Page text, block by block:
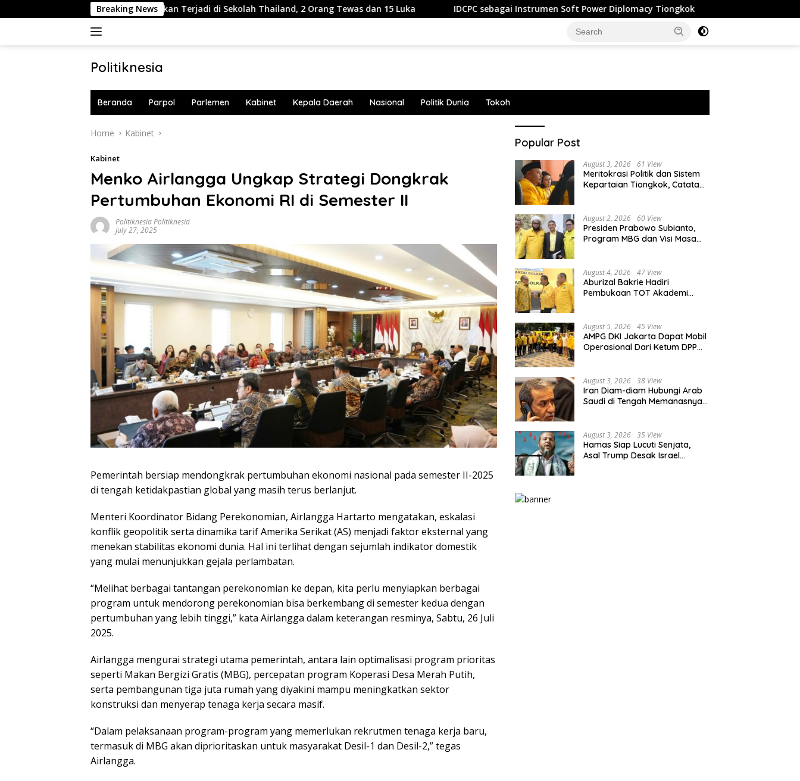
to
Breaking News
Penembakan Terjadi di Sekolah Thailand, 2 Orang Tewas dan 15 Luka IDCPC sebagai Instrumen Soft Power Diplomacy Tiongkok Malaysia Tak Ajukan
Politiknesia
Beranda Parpol Parlemen Kabinet Kepala Daerah Nasional Politik Dunia Tokoh
Home Kabinet
Kabinet
Menko Airlangga Ungkap Strategi Dongkrak
Pertumbuhan Ekonomi RI di Semester II
Politiknesia Politiknesia
July 27, 2025
Pemerintah bersiap mendongkrak pertumbuhan ekonomi nasional pada semester II-2025
di tengah ketidakpastian global yang masih terus berlanjut.
Menteri Koordinator Bidang Perekonomian, Airlangga Hartarto mengatakan, eskalasi
konflik geopolitik serta dinamika tarif Amerika Serikat (AS) menjadi faktor eksternal yang
menekan stabilitas ekonomi dunia. Hal ini terlihat dengan sejumlah indikator domestik
yang mulai menunjukkan gejala perlambatan.
“Melihat berbagai tantangan perekonomian ke depan, kita perlu menyiapkan berbagai
program untuk mendorong perekonomian bisa berkembang di semester kedua dengan
pertumbuhan yang lebih tinggi,” kata Airlangga dalam keterangan resminya, Sabtu, 26 Juli
2025.
Airlangga mengurai strategi utama pemerintah, antara lain optimalisasi program prioritas
seperti Makan Bergizi Gratis (MBG), percepatan program Koperasi Desa Merah Putih,
serta pembangunan tiga juta rumah yang diyakini mampu meningkatkan sektor
konstruksi dan menyerap tenaga kerja secara masif.
“Dalam pelaksanaan program-program yang memerlukan rekrutmen tenaga kerja baru,
termasuk di MBG akan diprioritaskan untuk masyarakat Desil-1 dan Desil-2,” tegas
Airlangga.
Popular Post
August 3, 2026 61 View
Meritokrasi Politik dan Sistem
Kepartaian Tiongkok, Catatan
August 2, 2026 60 View
Presiden Prabowo Subianto,
Program MBG dan Visi Masa
August 4, 2026 47 View
Aburizal Bakrie Hadiri
Pembukaan TOT Akademi
Berkualitas
August 5, 2026 45 View
AMPG DKI Jakarta Dapat Mobil
Operasional Dari Ketum DPP
August 3, 2026 38 View
Iran Diam-diam Hubungi Arab
Saudi di Tengah Memanasnya
August 3, 2026 35 View
Hamas Siap Lucuti Senjata,
Asal Trump Desak Israel